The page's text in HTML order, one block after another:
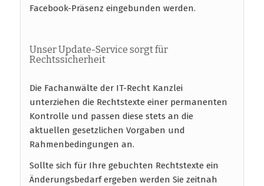
Facebook-Präsenz eingebunden werden.
Unser Update-Service sorgt für
Rechtssicherheit
Die Fachanwälte der IT-Recht Kanzlei
unterziehen die Rechtstexte einer permanenten
Kontrolle und passen diese stets an die
aktuellen gesetzlichen Vorgaben und
Rahmenbedingungen an.
Sollte sich für Ihre gebuchten Rechtstexte ein
Änderungsbedarf ergeben werden Sie zeitnah